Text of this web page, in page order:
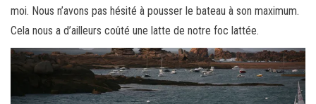
moi. Nous n’avons pas hésité à pousser le bateau à son maximum.
Cela nous a d’ailleurs coûté une latte de notre foc lattée.